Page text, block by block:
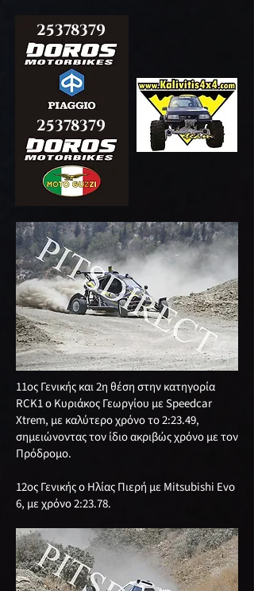
25378379
25378379
11ος Γενικής και 2η θέση στην κατηγορία
RCK1 ο Κυριάκος Γεωργίου με Speedcar
Xtrem, με καλύτερο χρόνο το 2:23.49,
σημειώνοντας τον ίδιο ακριβώς χρόνο με τον
Πρόδρομο.
12ος Γενικής ο Ηλίας Πιερή με Mitsubishi Evo
6, με χρόνο 2:23.78.